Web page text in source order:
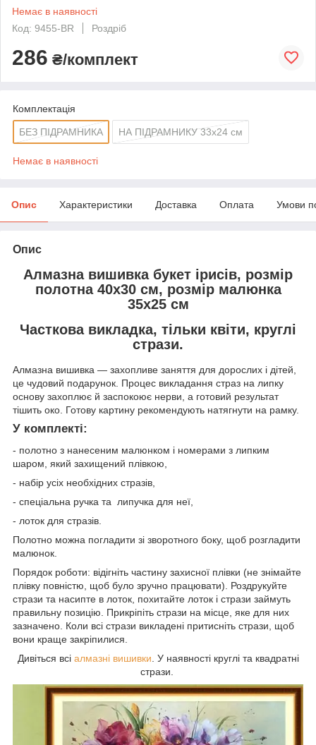
Немає в наявності
Код: 9455-BR
Роздріб
286 ₴/комплект
Комплектація
БЕЗ ПІДРАМНИКА НА ПІДРАМНИКУ 33х24 см
Немає в наявності
Опис Характеристики Доставка Оплата Умови
Опис
Алмазна вишивка букет ірисів, розмір
полотна 40х30 см, розмір малюнка
35х25 см
Часткова викладка, тільки квіти, круглі
стрази.
Алмазна вишивка — захопливе заняття для дорослих і дітей,
це чудовий подарунок. Процес викладання страз на липку
основу захоплює й заспокоює нерви, а готовий результат
тішить око. Готову картину рекомендують натягнути на рамку.
У комплекті:
- полотно з нанесеним малюнком і номерами з липким
шаром, який захищений плівкою,
- набір усіх необхідних стразів,
- спеціальна ручка та липучка для неї,
- лоток для стразів.
Полотно можна погладити зі зворотного боку, щоб розгладити
малюнок.
Порядок роботи: відігніть частину захисної плівки (не знімайте
плівку повністю, щоб було зручно працювати). Роздрукуйте
стрази та насипте в лоток, похитайте лоток і стрази займуть
правильну позицію. Прикріпіть стрази на місце, яке для них
зазначено. Коли всі стрази викладені притисніть стрази, щоб
вони краще закріпилися.
Дивіться всі алмазні вишивки . У наявності круглі та квадратні
стрази.